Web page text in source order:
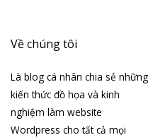
Về chúng tôi
Là blog cá nhân chia sẻ những
kiến thức đồ họa và kinh
nghiệm làm website
Wordpress cho tất cả mọi